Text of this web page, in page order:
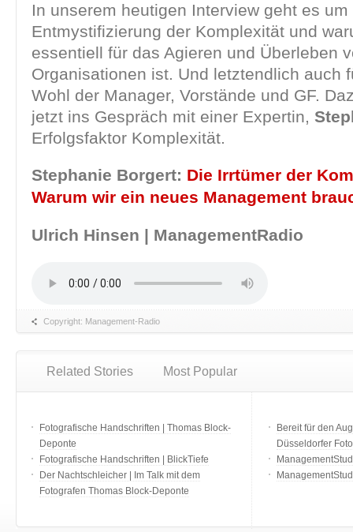
In unserem heutigen Interview geht es um
Entmystifizierung der Komplexität und
essentiell für das Agieren und Überleben
Organisationen ist. Und letztendlich auch
Wohl der Manager, Vorstände und GF.
jetzt ins Gespräch mit einer Expertin,
Erfolgsfaktor Komplexität.
Stephanie Borgert: Die Irrtümer der
Warum wir ein neues Management
Ulrich Hinsen | ManagementRadio
Copyright: Management-Radio
Related Stories Most Popular
Fotografische Handschriften | Thomas Block-
Deponte
Fotografische Handschriften | BlickTiefe
Der Nachtschleicher | Im Talk mit dem
Fotografen Thomas Block-Deponte
Bereit für den
Düsseldorfer